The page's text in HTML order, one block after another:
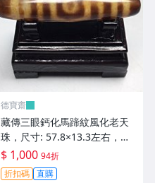
德寶齋
藏傳三眼鈣化馬蹄紋風化老天
珠，尺寸: 57.8×13.3左右，材
質：瑪瑙，玉髓， 天珠 瑪瑙
硃砂【德寶齋】407
$ 1,000 94折
折扣碼 直購